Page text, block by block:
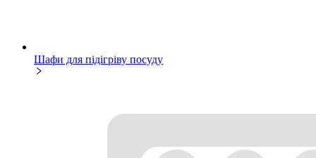
Шафи для підігріву посуду